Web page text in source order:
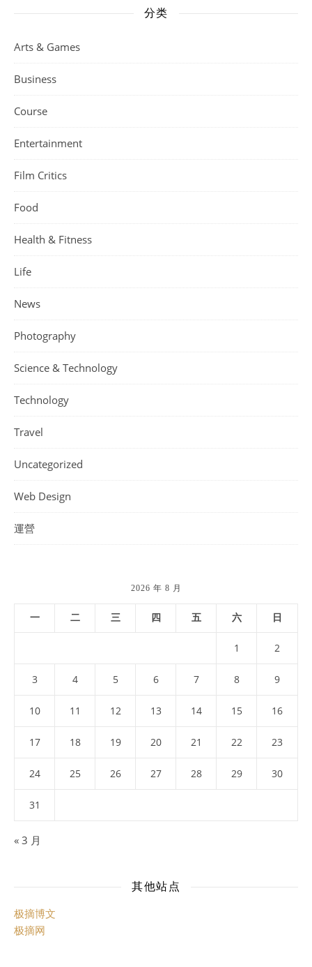
分类
Arts & Games
Business
Course
Entertainment
Film Critics
Food
Health & Fitness
Life
News
Photography
Science & Technology
Technology
Travel
Uncategorized
Web Design
運營
2026 年 8 月
一 二 三 四 五 六 日
1 2
3 4 5 6 7 8 9
10 11 12 13 14 15 16
17 18 19 20 21 22 23
24 25 26 27 28 29 30
31
« 3 月
其他站点
极摘博文
极摘网